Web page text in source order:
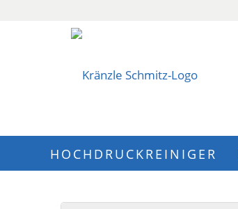
HOCHDRUCKREINIGER